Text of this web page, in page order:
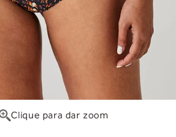
Clique para dar zoom